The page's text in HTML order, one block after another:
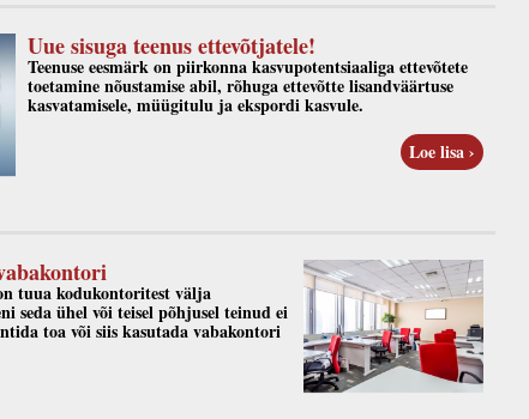
Uue sisuga teenus ettevõtjatele!
Teenuse eesmärk on piirkonna kasvupotentsiaaliga ettevõtete
toetamine nõustamise abil, rõhuga ettevõtte lisandväärtuse
kasvatamisele, müügitulu ja ekspordi kasvule.
Loe lisa ›
tuua kodukontoritest välja
seda ühel või teisel põhjusel teinud ei
toa või siis kasutada vabakontori